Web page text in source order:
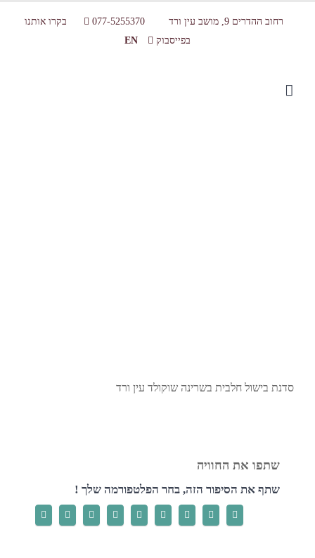
רחוב ההדרים 9, מושב עין ורד 077-5255370
בקרו אותנו
בפייסבוק
EN
סדנת בישול חלבית בשרינה שוקולד עין ורד
שתף את הסיפור הזה, בחר הפלטפורמה שלך !